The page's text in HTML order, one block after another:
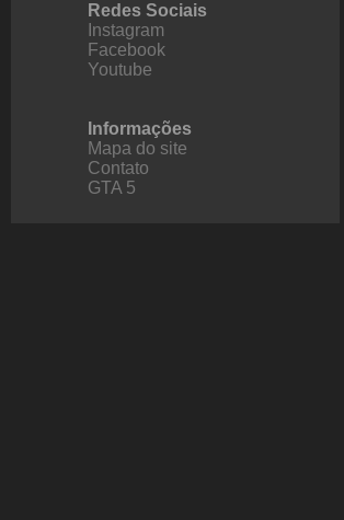
Redes Sociais
Instagram
Facebook
Youtube
Informações
Mapa do site
Contato
GTA 5